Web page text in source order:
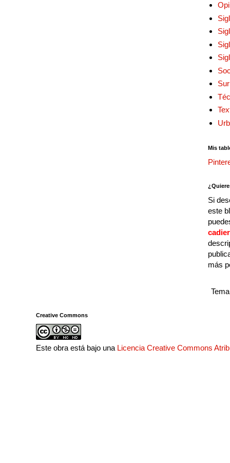
Mis
Si
este
más
Creative Commons
Este obra está bajo una Licencia Creative Commons